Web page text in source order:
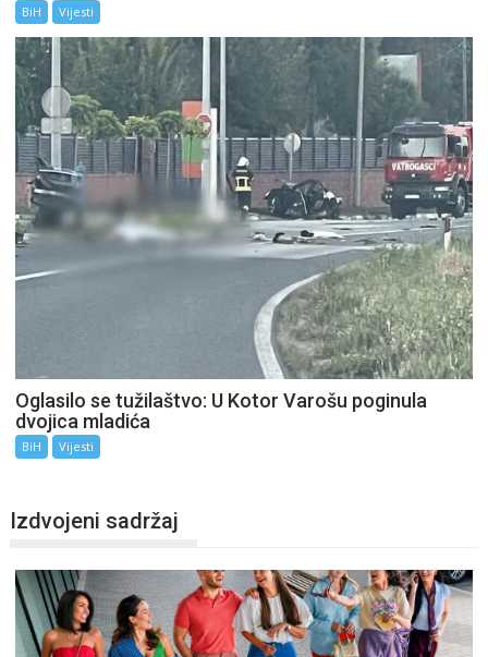
BiH Vijesti
Oglasilo se tužilaštvo: U Kotor Varošu poginula
dvojica mladića
BiH Vijesti
Izdvojeni sadržaj